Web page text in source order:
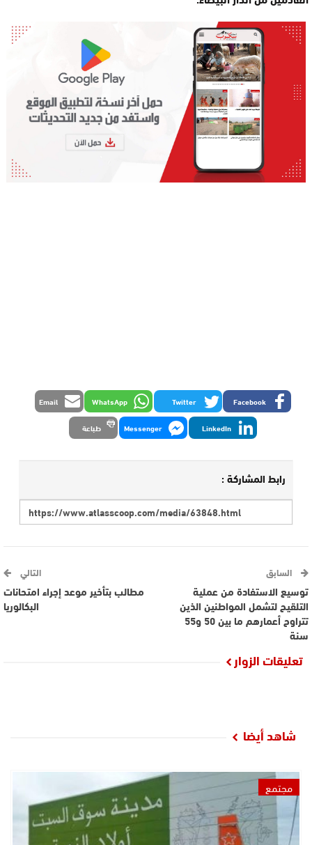
Facebook
Twitter
WhatsApp
Email
LinkedIn
Messenger طباعة
رابط المشاركة :
السابق
توسيع الاستفادة من عملية
التلقيح لتشمل المواطنين الذين
تتراوح أعمارهم ما بين 50 و55
سنة
التالي
مطالب بتأخير موعد إجراء امتحانات
البكالوريا
تعليقات الزوار
شاهد أيضا
مجتمع